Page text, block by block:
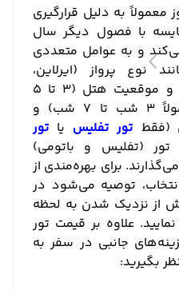
به دلیل قرارگیری
با فصول دیگر سال
و به عوامل متعددی
نوع پرواز (ایرلاین،
سیستمی یا چارتری)، درجه و موقعیت هتل (۳ تا ۵
ستاره)، مدت اقامت (معمولاً ۳ شب تا ۷ شب) و
(فقط تور تفلیس یا تور
تور (تفلیس و باتومی)
برای بهره‌مندی از
توصیه می‌شود در
از نزدیک شدن به لحظه
علاوه بر قیمت تور
جانبی در سفر به
بگیرید: